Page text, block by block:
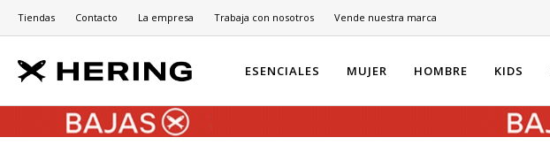
ESENCIALES MUJER HOMBRE KIDS
Tiendas Contacto La empresa Trabaja con nosotros Vende nuestra marca